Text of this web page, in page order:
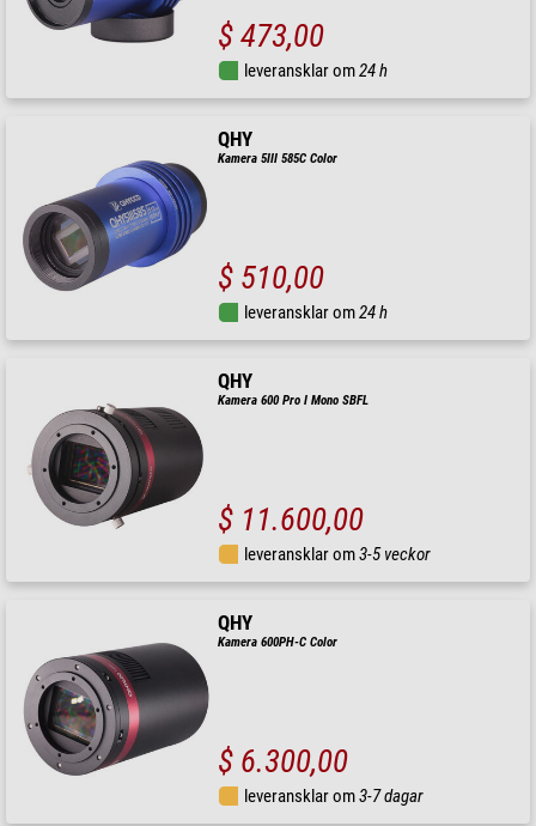
$ 473,00
leveransklar om24 h
QHY
Kamera 5III 585C Color
$ 510,00
leveransklar om24 h
QHY
Kamera 600 Pro I Mono SBFL
$ 11.600,00
leveransklar om3-5 veckor
QHY
Kamera 600PH-C Color
$ 6.300,00
leveransklar om3-7 dagar